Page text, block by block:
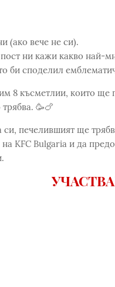
(ако вече не си).
ни кажи какво най-
би споделил
8 късметлии, които
🥳🍗
си, печелившият ще
KFC Bulgaria и да